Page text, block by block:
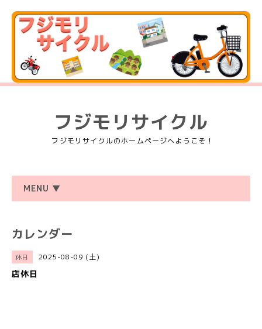
フジモリサイクル
フジモリサイクルのホームページへようこそ！
MENU ▼
カレンダー
休日 2025-08-09 (土)
店休日